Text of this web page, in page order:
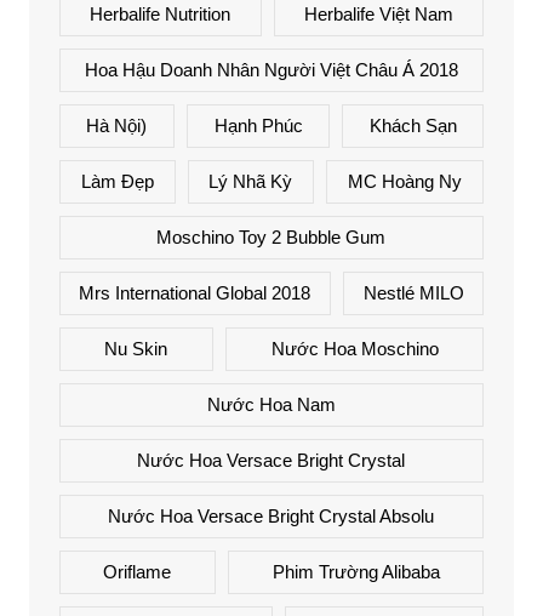
Herbalife Nutrition Herbalife Việt Nam
Hoa Hậu Doanh Nhân Người Việt Châu Á 2018
Hà Nội) Hạnh Phúc Khách Sạn
Làm Đẹp Lý Nhã Kỳ MC Hoàng Ny
Moschino Toy 2 Bubble Gum
Mrs International Global 2018 Nestlé MILO
Nu Skin Nước Hoa Moschino
Nước Hoa Nam
Nước Hoa Versace Bright Crystal
Nước Hoa Versace Bright Crystal Absolu
Oriflame Phim Trường Alibaba